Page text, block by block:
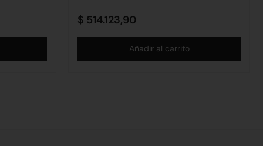
$ 514.123,90
Añadir al carrito